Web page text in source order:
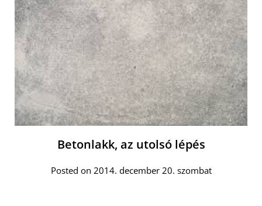
Betonlakk, az utolsó lépés
Posted on 2014. december 20. szombat